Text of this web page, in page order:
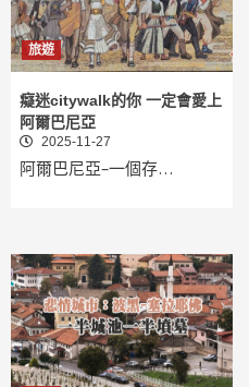
旅遊
癡迷citywalk的你 一定會愛上
阿爾巴尼亞
2025-11-27
阿爾巴尼亞–一個存…